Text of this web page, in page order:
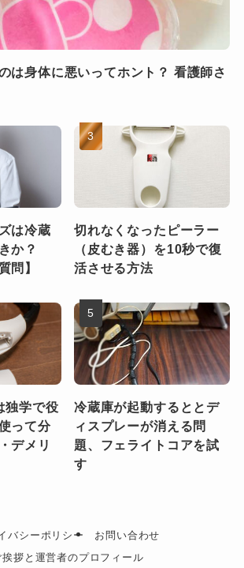
は身体に悪いってホント？ 看護師さ
は冷蔵
か？
問】
切れなくなったピーラー
（皮むき器）を10秒で復
活させる方法
独学で役
って分
デメリ
冷蔵庫が起動するととデ
ィスプレーが消える問
題、フェライトコアを試
す
バシーポリシー
お問い合わせ
挨拶と運営者のプロフィール